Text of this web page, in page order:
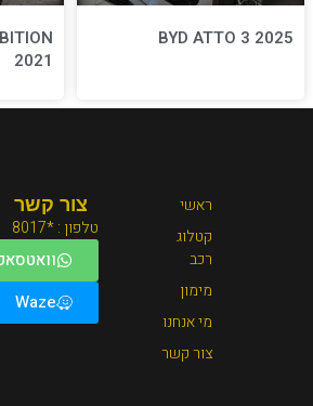
SKODA KODIAQ AMBITION
צור קשר
וואטסאפ
Waze